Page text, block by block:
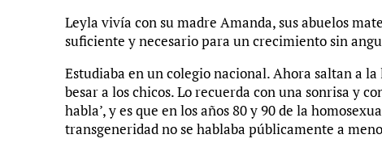
Leyla vivía con su madre Amanda, sus abuelos
suficiente y necesario para un crecimiento sin
Estudiaba en un colegio nacional. Ahora saltan a la
besar a los chicos. Lo recuerda con una sonrisa y
habla’, y es que en los años 80 y 90 de la
transgeneridad no se hablaba públicamente a